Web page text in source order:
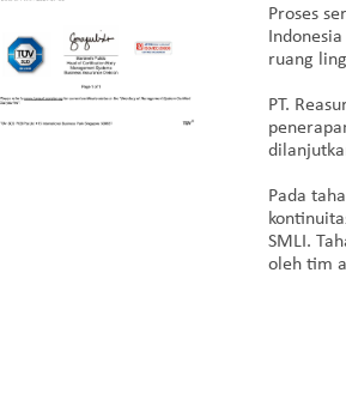
Proses
ruang
PT.
Pada
SMLI.
oleh tim